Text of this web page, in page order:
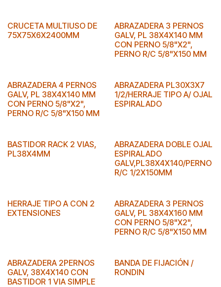
CRUCETA MULTIUSO DE
75X75X6X2400MM
ABRAZADERA 3 PERNOS
GALV, PL 38X4X140 MM
CON PERNO 5/8"X2",
PERNO R/C 5/8"X150 MM
ABRAZADERA 4 PERNOS
GALV, PL 38X4X140 MM
CON PERNO 5/8"X2",
PERNO R/C 5/8"X150 MM
ABRAZADERA PL30X3X7
1/2/HERRAJE TIPO A/ OJAL
ESPIRALADO
BASTIDOR RACK 2 VIAS,
PL38X4MM
ABRAZADERA DOBLE OJAL
ESPIRALADO
GALV,PL38X4X140/PERNO
R/C 1/2X150MM
HERRAJE TIPO A CON 2
EXTENSIONES
ABRAZADERA 3 PERNOS
GALV, PL 38X4X160 MM
CON PERNO 5/8"X2",
PERNO R/C 5/8"X150 MM
ABRAZADERA 2PERNOS
GALV, 38X4X140 CON
BASTIDOR 1 VIA SIMPLE
BANDA DE FIJACIÓN /
RONDIN